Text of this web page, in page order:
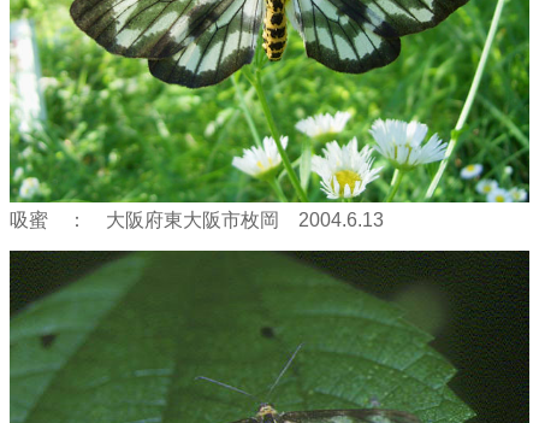
吸蜜 ： 大阪府東大阪市枚岡 2004.6.13